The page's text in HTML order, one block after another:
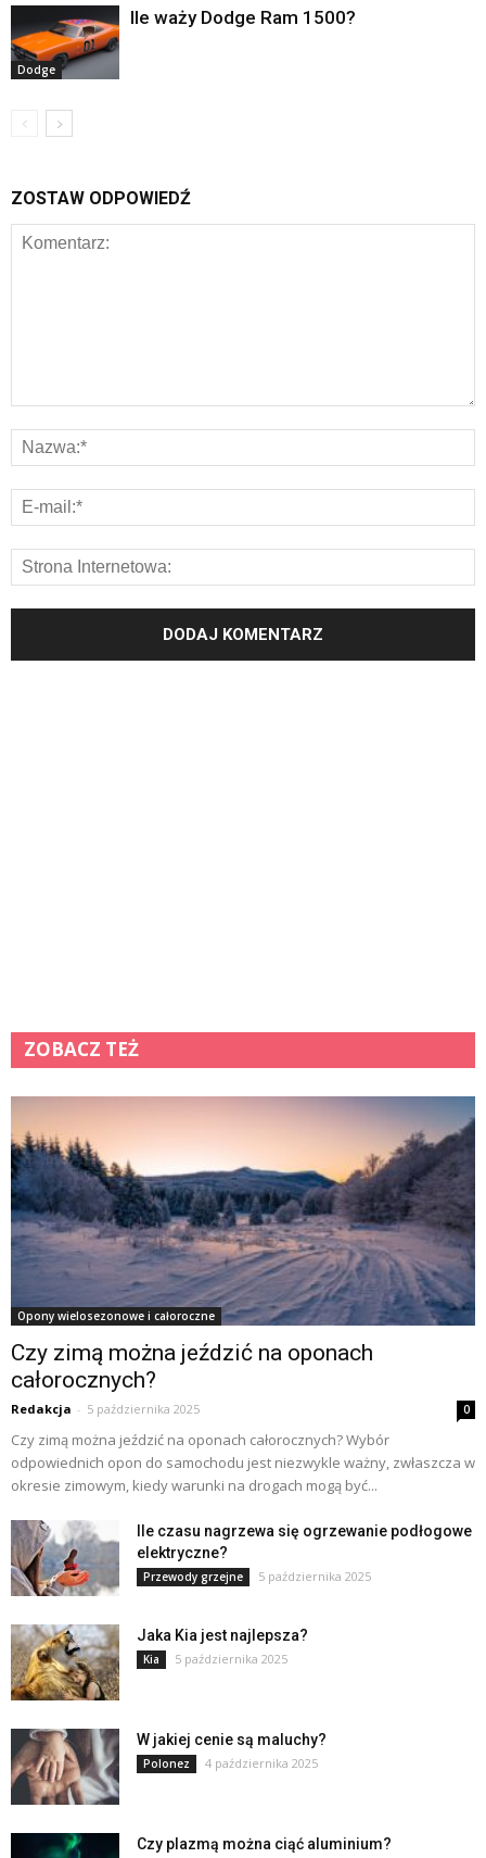
Dodge
Ile waży Dodge Ram 1500?
ZOSTAW ODPOWIEDŹ
ZOBACZ TEŻ
Opony wielosezonowe i całoroczne
Czy zimą można jeździć na oponach
całorocznych?
Redakcja - 5 października 2025 0
Czy zimą można jeździć na oponach całorocznych? Wybór
odpowiednich opon do samochodu jest niezwykle ważny, zwłaszcza w
okresie zimowym, kiedy warunki na drogach mogą być...
Ile czasu nagrzewa się ogrzewanie podłogowe
elektryczne?
Przewody grzejne 5 października 2025
Jaka Kia jest najlepsza?
Kia 5 października 2025
W jakiej cenie są maluchy?
Polonez 4 października 2025
Czy plazmą można ciąć aluminium?